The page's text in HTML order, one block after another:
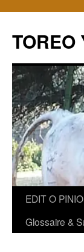
TOREO
Aller
EDIT O
Glossaire &